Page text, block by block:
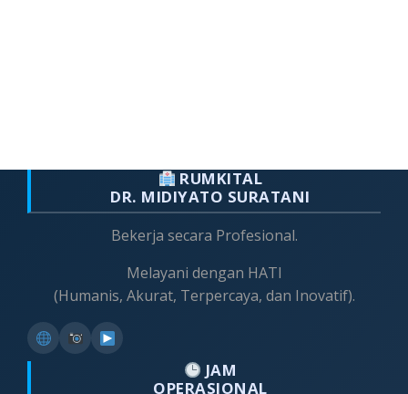
RUMKITAL
DR. MIDIYATO SURATANI
Bekerja secara Profesional.
Melayani dengan HATI
(Humanis, Akurat, Terpercaya, dan Inovatif).
JAM
OPERASIONAL